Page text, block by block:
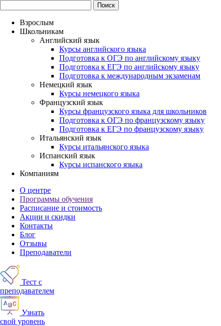
Взрослым
Школьникам
Английский язык
Курсы английского языка
Подготовка к ОГЭ по английскому языку
Подготовка к ЕГЭ по английскому языку
Подготовка к международным экзаменам
Немецкий язык
Курсы немецкого языка
Французский язык
Курсы французского языка для школьников
Подготовка к ОГЭ по французскому языку
Подготовка к ЕГЭ по французскому языку
Итальянский язык
Курсы итальянского языка
Испанский язык
Курсы испанского языка
Компаниям
О центре
Программы обучения
Расписание и стоимость
Акции и скидки
Контакты
Блог
Отзывы
Преподаватели
Тест с
преподавателем
Узнать
свой уровень